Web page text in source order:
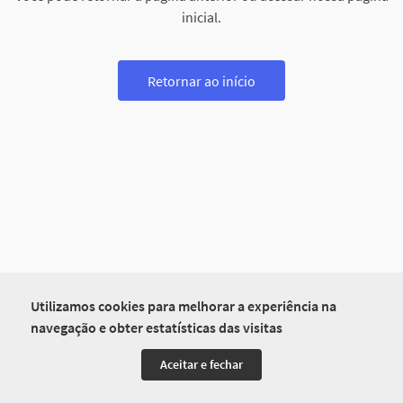
Utilizamos cookies para melhorar a experiência na
navegação e obter estatísticas das visitas
Aceitar e fechar
inicial.
Retornar ao início